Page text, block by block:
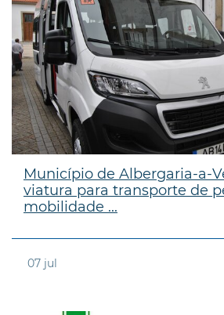
Município de Albergaria-a-
viatura para transporte de
mobilidade ...
07 jul